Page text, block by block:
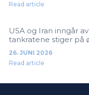
Read article
USA og Iran inngår
tankratene stiger på
26. JUNI 2026
Read article